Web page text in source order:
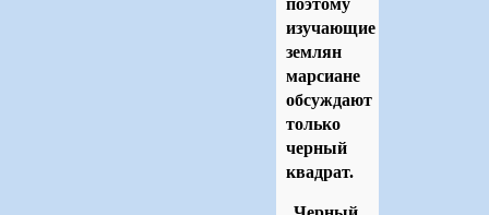
поэтому
изучающие
землян
марсиане
обсуждают
только
черный
квадрат.